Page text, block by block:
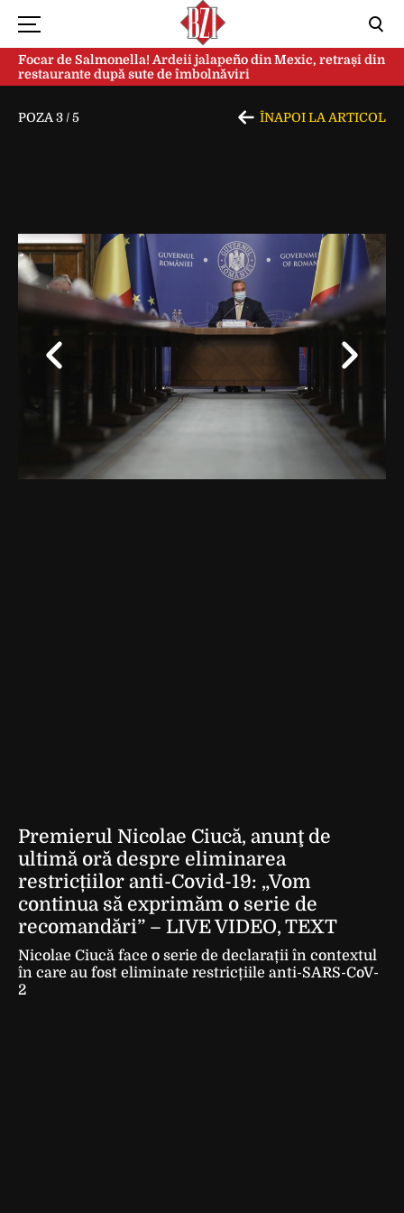
Focar de Salmonella! Ardeii jalapeño din Mexic, retrași din
restaurante după sute de îmbolnăviri
POZA 3 /5 ÎNAPOI LA ARTICOL
Premierul Nicolae Ciucă, anunţ de
ultimă oră despre eliminarea
restricțiilor anti-Covid-19: „Vom
continua să exprimăm o serie de
recomandări” – LIVE VIDEO, TEXT
Nicolae Ciucă face o serie de declarații în contextul
în care au fost eliminate restricțiile anti-SARS-CoV-
2